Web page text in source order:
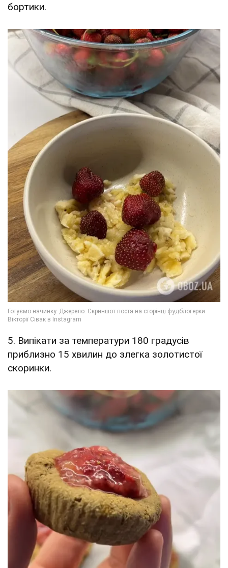
бортики.
5. Випікати за температури 180 градусів
приблизно 15 хвилин до злегка золотистої
скоринки.